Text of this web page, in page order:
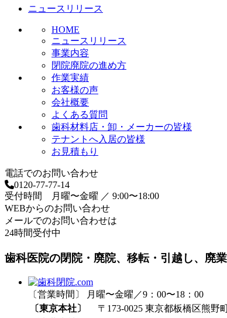
ン
ニュースリリース
HOME
ニュースリリース
事業内容
閉院廃院の進め方
作業実績
お客様の声
会社概要
よくある質問
歯科材料店・卸・メーカーの皆様
テナントへ入居の皆様
お見積もり
電話でのお問い合わせ
0120-77-77-14
受付時間 月曜〜金曜 ／ 9:00〜18:00
WEBからのお問い合わせ
メールでのお問い合わせは
24時間受付中
歯科医院の閉院・廃院、移転・引越し、廃
〔営業時間〕 月曜〜金曜／9：00〜18：00
〔東京本社〕
〒173-0025 東京都板橋区熊野